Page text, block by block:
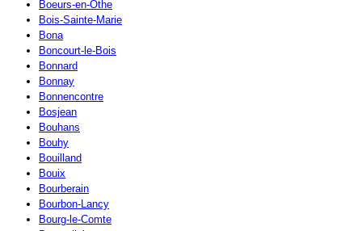
Boeurs-en-Othe
Bois-Sainte-Marie
Bona
Boncourt-le-Bois
Bonnard
Bonnay
Bonnencontre
Bosjean
Bouhans
Bouhy
Bouilland
Bouix
Bourberain
Bourbon-Lancy
Bourg-le-Comte